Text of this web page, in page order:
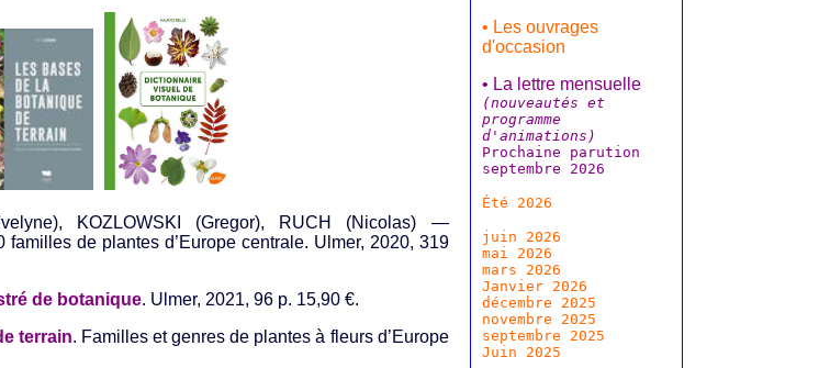
• Les ouvrages
d'occasion
• La lettre mensuelle
(nouveautés et
programme
d'animations)
Prochaine parution
septembre 2026
Été 2026
juin 2026
mai 2026
mars 2026
Janvier 2026
décembre 2025
novembre 2025
septembre 2025
Juin 2025
KOZLOWSKI (Gregor), RUCH (Nicolas) —
familles de plantes d’Europe centrale. Ulmer, 2020, 319
de botanique. Ulmer, 2021, 96 p. 15,90 €.
terrain. Familles et genres de plantes à fleurs d’Europe